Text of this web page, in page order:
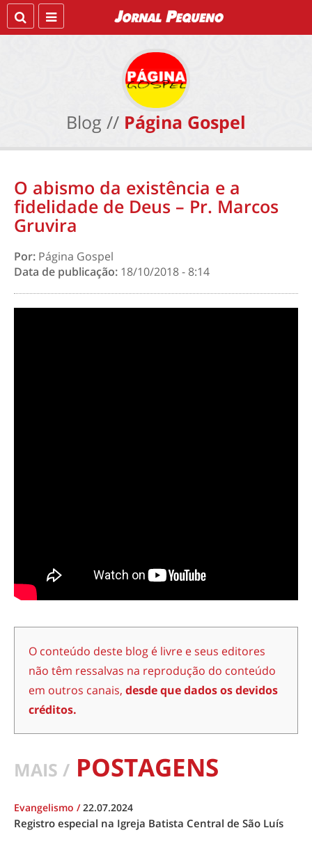
Blog // Página Gospel
O abismo da existência e a
fidelidade de Deus – Pr. Marcos
Gruvira
Por: Página Gospel
Data de publicação: 18/10/2018 - 8:14
O conteúdo deste blog é livre e seus editores
não têm ressalvas na reprodução do conteúdo
em outros canais, desde que dados os devidos
créditos.
MAIS / POSTAGENS
Evangelismo /22.07.2024
Registro especial na Igreja Batista Central de São Luís